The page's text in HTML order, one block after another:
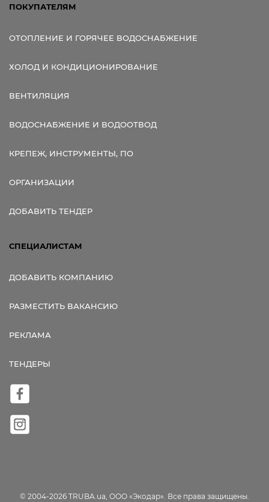
ПОКУПАТЕЛЯМ
ОТОПЛЕНИЕ И ГОРЯЧЕЕ ВОДОСНАБЖЕНИЕ
ХОЛОД И КОНДИЦИОНИРОВАНИЕ
ВЕНТИЛЯЦИЯ
ВОДОСНАБЖЕНИЕ И ВОДООТВОД
КРЕПЕЖ, ИНСТРУМЕНТЫ, ПО
ОРГАНИЗАЦИИ
ДОБАВИТЬ ТЕНДЕР
СПЕЦИАЛИСТАМ
ДОБАВИТЬ КОМПАНИЮ
РАЗМЕСТИТЬ ВАКАНСИЮ
РЕКЛАМА
ТЕНДЕРЫ
© 2004-2026 TRUBA.ua, ООО «Экодар». Все права защищены.